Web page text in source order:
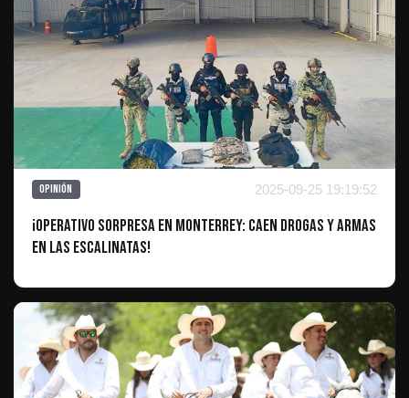
Opinión 2025-09-25 19:19:52
¡Operativo sorpresa en Monterrey: Caen drogas y armas
en las escalinatas!